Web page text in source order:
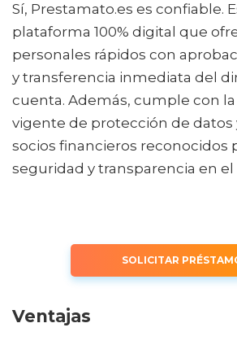
Sí, Prestamato.es es confiable.
plataforma 100% digital que
personales rápidos con
y transferencia inmediata del
cuenta. Además, cumple con
vigente de protección de datos
socios financieros reconocidos
seguridad y transparencia en el
SOLICITAR
Ventajas